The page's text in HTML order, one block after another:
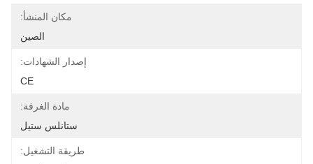
مكان المنشأ:
الصين
إصدار الشهادات:
CE
مادة الغرفة:
ستانلس ستيل
طريقة التشغيل: